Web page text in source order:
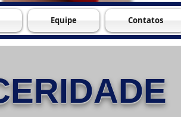
Equipe Contatos